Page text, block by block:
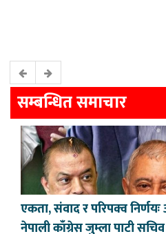
सम्बन्धित समाचार
एकता, संवाद र परिपक्व
नेपाली काँग्रेस जुम्ला पाटी